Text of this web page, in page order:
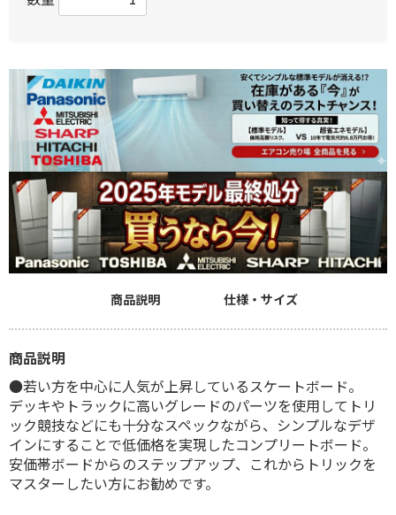
商品説明 仕様・サイズ
商品説明
●若い方を中心に人気が上昇しているスケートボード。
デッキやトラックに高いグレードのパーツを使用してトリ
ック競技などにも十分なスペックながら、シンプルなデザ
インにすることで低価格を実現したコンプリートボード。
安価帯ボードからのステップアップ、これからトリックを
マスターしたい方にお勧めです。